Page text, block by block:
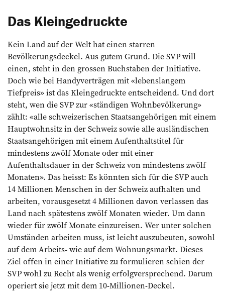
Das Kleingedruckte
Kein Land auf der Welt hat einen starren
Bevölkerungsdeckel. Aus gutem Grund. Die SVP will
einen, steht in den grossen Buchstaben der Initiative.
Doch wie bei Handyverträgen mit «lebenslangem
Tiefpreis» ist das Kleingedruckte entscheidend. Und dort
steht, wen die SVP zur «ständigen Wohnbevölkerung»
zählt: «alle schweizerischen Staatsangehörigen mit einem
Hauptwohnsitz in der Schweiz sowie alle ausländischen
Staatsangehörigen mit einem Aufenthaltstitel für
mindestens zwölf Monate oder mit einer
Aufenthaltsdauer in der Schweiz von mindestens zwölf
Monaten». Das heisst: Es könnten sich für die SVP auch
14 Millionen Menschen in der Schweiz aufhalten und
arbeiten, vorausgesetzt 4 Millionen davon verlassen das
Land nach spätestens zwölf Monaten wieder. Um dann
wieder für zwölf Monate einzureisen. Wer unter solchen
Umständen arbeiten muss, ist leicht auszubeuten, sowohl
auf dem Arbeits- wie auf dem Wohnungsmarkt. Dieses
Ziel offen in einer Initiative zu formulieren schien der
SVP wohl zu Recht als wenig erfolgversprechend. Darum
operiert sie jetzt mit dem 10-Millionen-Deckel.